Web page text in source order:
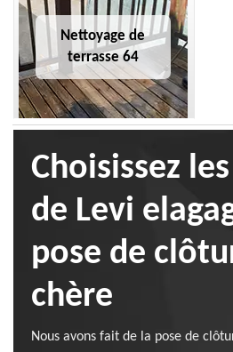
Nettoyage de
terrasse 64
Choisissez
de Levi
pose de
chère
Nous avons fait de la pose de